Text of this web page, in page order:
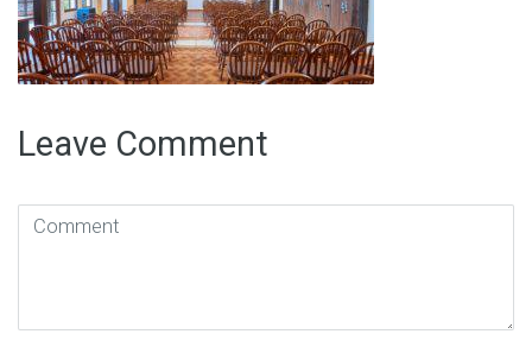
Leave Comment
Comment